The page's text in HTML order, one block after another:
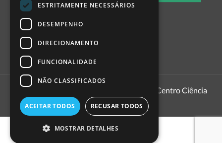
1999 - 2026
Pavilhão do Conhecimento | Centro Ciência
ESTRITAMENTE NECESSÁRIOS
DESEMPENHO
DIRECIONAMENTO
FUNCIONALIDADE
NÃO CLASSIFICADOS
ACEITAR TODOS RECUSAR TODOS
MOSTRAR DETALHES